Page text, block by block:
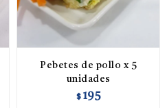
Pebetes de pollo x 5
unidades
$ 195